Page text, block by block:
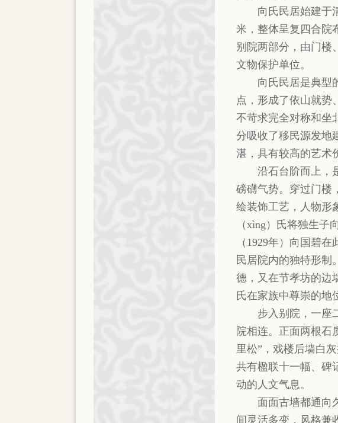
向氏民居始建于
米，整体呈复四合院
别院两部分，由门楼
文物保护单位。
向氏民居是典型
点，形成了依山就势
不苛求完全对称和坐
分吸收了移民源发地
湛，具有较高的艺术
沿石台阶而上，
磅礴气势。穿过门楼
绘装饰工艺，人物形
（xìng）氏将独生
（1929年）向国碧
民居院内的独特形制
德，又在节孝坊的边
氏在家族中尊崇的地
步入别院，一座
院相连。正面两根石
里松”，戏楼后墙白
共有楹联十一幅、碑
动的人文气息。
面面古墙都通向
间灵活多变，风格兼